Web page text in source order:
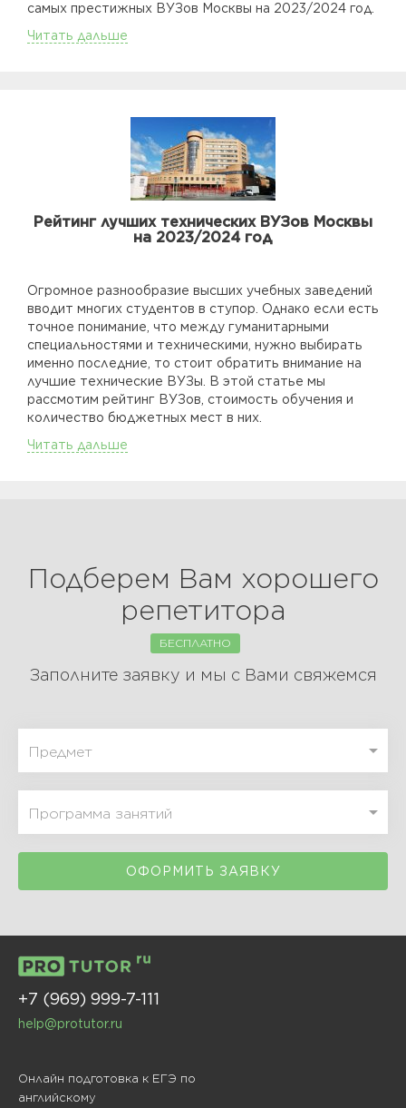
самых престижных ВУЗов Москвы на 2023/2024 год.
Читать дальше
Рейтинг лучших технических ВУЗов Москвы
на 2023/2024 год
Огромное разнообразие высших учебных заведений
вводит многих студентов в ступор. Однако если есть
точное понимание, что между гуманитарными
специальностями и техническими, нужно выбирать
именно последние, то стоит обратить внимание на
лучшие технические ВУЗы. В этой статье мы
рассмотим рейтинг ВУЗов, стоимость обучения и
количество бюджетных мест в них.
Читать дальше
Подберем Вам хорошего
репетитора
БЕСПЛАТНО
Заполните заявку и мы с Вами свяжемся
ОФОРМИТЬ ЗАЯВКУ
+7 (969) 999-7-111
help@protutor.ru
Онлайн подготовка к ЕГЭ по
английскому